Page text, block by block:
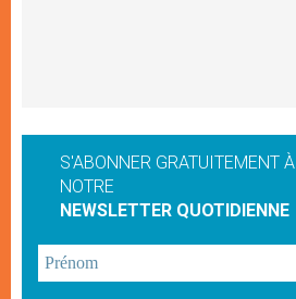
S'ABONNER GRATUITEMENT À
NOTRE
NEWSLETTER QUOTIDIENNE